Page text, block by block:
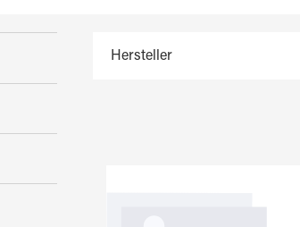
Hersteller